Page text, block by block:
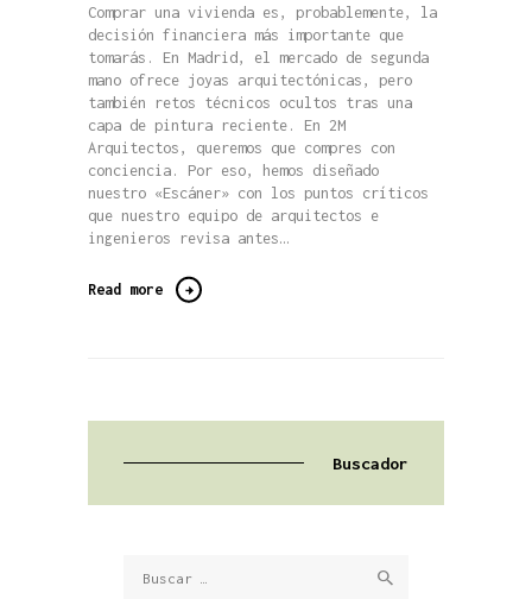
Comprar una vivienda es, probablemente, la
decisión financiera más importante que
tomarás. En Madrid, el mercado de segunda
mano ofrece joyas arquitectónicas, pero
también retos técnicos ocultos tras una
capa de pintura reciente. En 2M
Arquitectos, queremos que compres con
conciencia. Por eso, hemos diseñado
nuestro «Escáner» con los puntos críticos
que nuestro equipo de arquitectos e
ingenieros revisa antes…
Read more
Buscador